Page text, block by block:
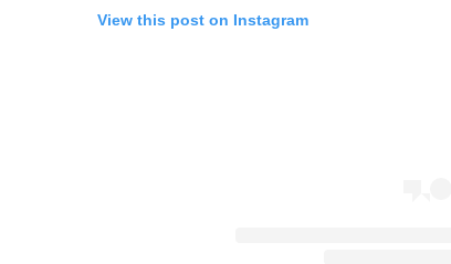
View this post on Instagram